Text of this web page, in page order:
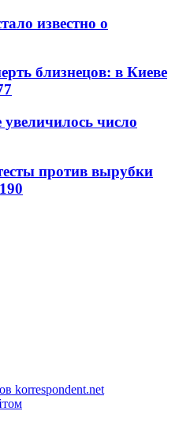
известно о
близнецов: в Киеве
увеличилось число
против вырубки
190
korrespondent.net